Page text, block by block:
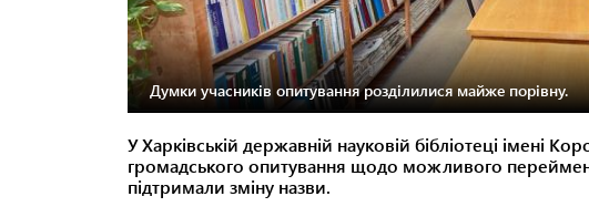
Думки учасників опитування розділилися майже порівну.
У Харківській державній науковій бібліотеці імені
громадського опитування щодо можливого
підтримали зміну назви.